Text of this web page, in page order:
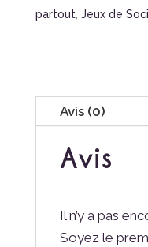
partout, Jeux de
Avis (0)
Avis
Il n’y a pas
Soyez le